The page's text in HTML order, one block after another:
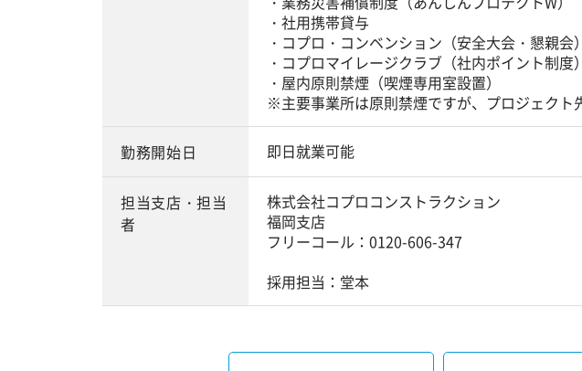
・社用携帯貸与
・コプロ・コンベンション（安全大会・懇親会）
・コプロマイレージクラブ（社内ポイント制度）
・屋内原則禁煙（喫煙専用室設置）
※主要事業所は原則禁煙ですが、プロジェクト
勤務開始日 即日就業可能
担当支店・担当
者
株式会社コプロコンストラクション
福岡支店
フリーコール：0120-606-347
採用担当：堂本